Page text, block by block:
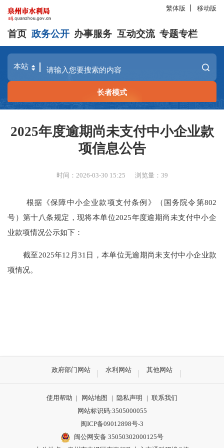
繁体版 移动版
首页 政务公开 办事服务 互动交流 专题专栏
长者模式
2025年度逾期尚未支付中小企业款
项信息公告
时间：2026-03-30 15:25 浏览量： 39
根据《保障中小企业款项支付条例》（国务院令第802
号）第十八条规定，现将本单位2025年度逾期尚未支付中小企
业款项情况公示如下：
截至2025年12 月31 日，本单位无逾期尚未支付中小企业款
项情况。
政府部门网站 水利网站 其他网站
使用帮助 | 网站地图 | 隐私声明 | 联系我们
网站标识码:3505000055
闽ICP备09012898号-3
闽公网安备 35050302000125号